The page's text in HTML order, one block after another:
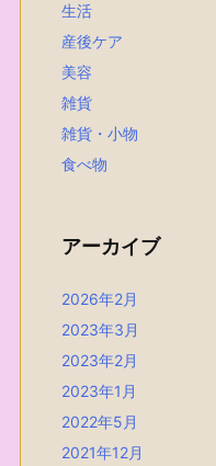
生活
産後ケア
美容
雑貨
雑貨・小物
食べ物
アーカイブ
2026年2月
2023年3月
2023年2月
2023年1月
2022年5月
2021年12月